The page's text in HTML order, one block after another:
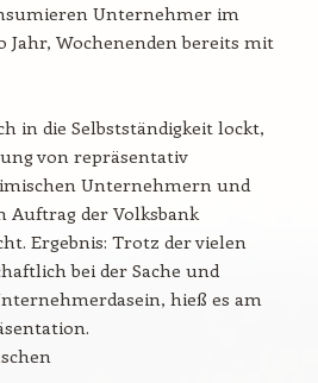
Unternehmer im
Jahr, Wochenenden bereits mit
in die Selbstständigkeit lockt,
von repräsentativ
Unternehmern und
der Volksbank
Ergebnis: Trotz der vielen
bei der Sache und
hieß es am